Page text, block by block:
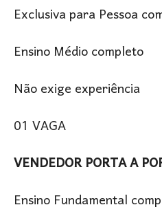
Exclusiva para Pessoa
Ensino Médio completo
Não exige experiência
01 VAGA
VENDEDOR PORTA A
Ensino Fundamental